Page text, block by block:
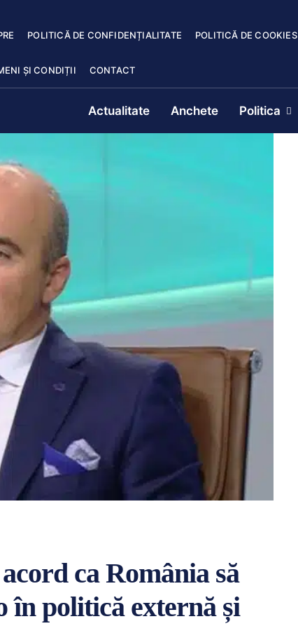
POLITICĂ DE CONFIDENȚIALITATE POLITICĂ DE COOKIES
ȘI CONDIȚII CONTACT
Actualitate Anchete Politica
ca România să
în politică externă și